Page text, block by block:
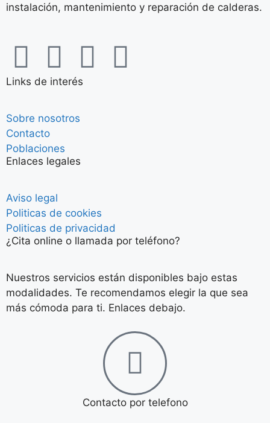
instalación, mantenimiento y reparación de calderas.
Links de interés
Sobre nosotros
Contacto
Poblaciones
Enlaces legales
Aviso legal
Politicas de cookies
Politicas de privacidad
¿Cita online o llamada por teléfono?
Nuestros servicios están disponibles bajo estas
modalidades. Te recomendamos elegir la que sea
más cómoda para ti. Enlaces debajo.
Contacto por telefono